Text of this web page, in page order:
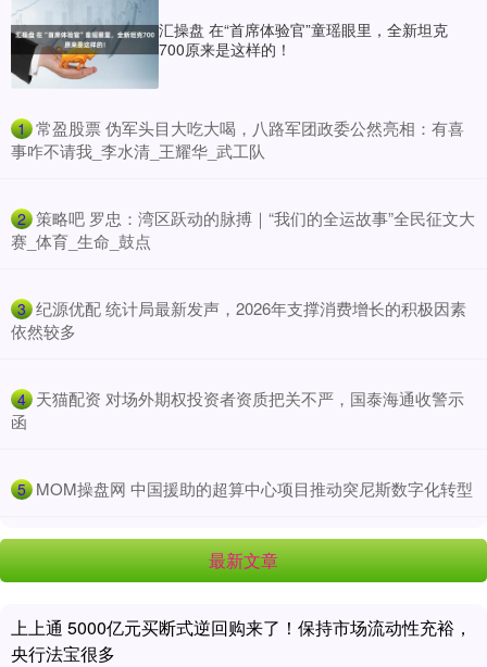
汇操盘 在“首席体验官”童瑶眼里，全新坦克
700原来是这样的！
1 ​常盈股票 伪军头目大吃大喝，八路军团政委公然亮相：有喜
事咋不请我_李水清_王耀华_武工队
2 ​策略吧 罗忠：湾区跃动的脉搏｜“我们的全运故事”全民征文大
赛_体育_生命_鼓点
3 ​纪源优配 统计局最新发声，2026年支撑消费增长的积极因素
依然较多
4 ​天猫配资 对场外期权投资者资质把关不严，国泰海通收警示
函
5 ​MOM操盘网 中国援助的超算中心项目推动突尼斯数字化转型
最新文章
上上通 5000亿元买断式逆回购来了！保持市场流动性充裕，
央行法宝很多